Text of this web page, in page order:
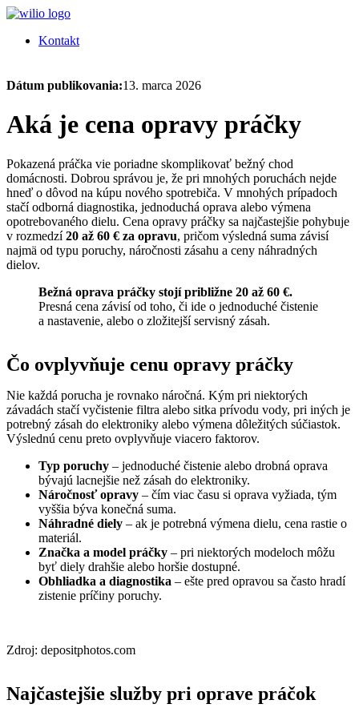
Kontakt
Dátum publikovania:13. marca 2026
Aká je cena opravy práčky
Pokazená práčka vie poriadne skomplikovať bežný chod
domácnosti. Dobrou správou je, že pri mnohých poruchách nejde
hneď o dôvod na kúpu nového spotrebiča. V mnohých prípadoch
stačí odborná diagnostika, jednoduchá oprava alebo výmena
opotrebovaného dielu. Cena opravy práčky sa najčastejšie pohybuje
v rozmedzí20 až 60 € za opravu, pričom výsledná suma závisí
najmä od typu poruchy, náročnosti zásahu a ceny náhradných
dielov.
Bežná oprava práčky stojí približne 20 až 60 €.
Presná cena závisí od toho, či ide o jednoduché čistenie
a nastavenie, alebo o zložitejší servisný zásah.
Čo ovplyvňuje cenu opravy práčky
Nie každá porucha je rovnako náročná. Kým pri niektorých
závadách stačí vyčistenie filtra alebo sitka prívodu vody, pri iných je
potrebný zásah do elektroniky alebo výmena dôležitých súčiastok.
Výslednú cenu preto ovplyvňuje viacero faktorov.
Typ poruchy – jednoduché čistenie alebo drobná oprava
bývajú lacnejšie než zásah do elektroniky.
Náročnosť opravy – čím viac času si oprava vyžiada, tým
vyššia býva konečná suma.
Náhradné diely – ak je potrebná výmena dielu, cena rastie o
materiál.
Značka a model práčky – pri niektorých modeloch môžu
byť diely drahšie alebo horšie dostupné.
Obhliadka a diagnostika – ešte pred opravou sa často hradí
zistenie príčiny poruchy.
Zdroj: depositphotos.com
Najčastejšie služby pri oprave práčok